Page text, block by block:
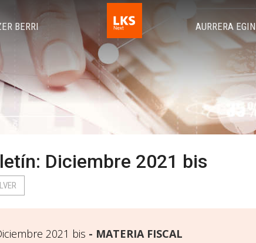
BERRI AURRERA EGIN
Diciembre 2021 bis
2021 bis MATERIA FISCAL